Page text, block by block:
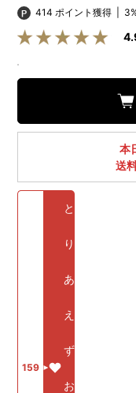
414 ポイント獲得
本
送
159
と
り
あ
え
ず
お